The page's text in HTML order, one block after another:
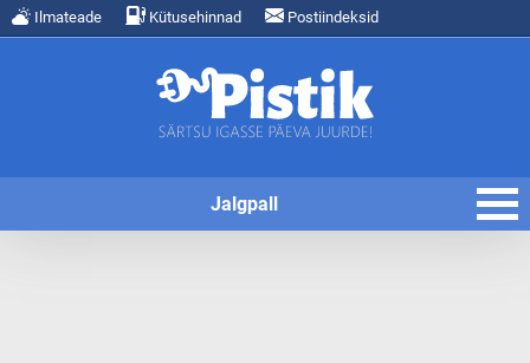
Ilmateade Kütusehinnad Postiindeksid
Jalgpall